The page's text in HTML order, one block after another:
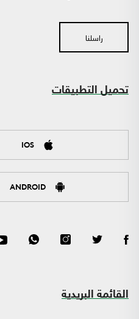
راسلنا
تحميل التطبيقات
IOS
ANDROID
القائمة البريدية